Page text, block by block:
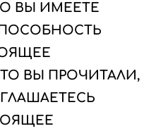
ВЫ ИМЕЕТЕ
ВЫ ПРОЧИТАЛИ,